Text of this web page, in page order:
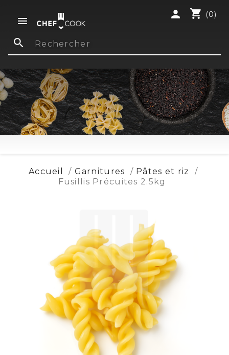

shopping_cart (0)
person
search
Accueil Garnitures
Pâtes et riz
Fusillis Précuites 2.5kg